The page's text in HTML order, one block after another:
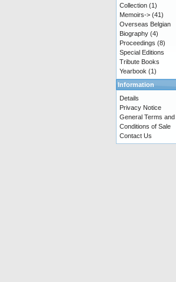
Collection (1)
Memoirs-> (41)
Overseas Belgian
Biography (4)
Proceedings (8)
Special Editions
Tribute Books
Yearbook (1)
Information
Details
Privacy Notice
General Terms and
Conditions of Sale
Contact Us